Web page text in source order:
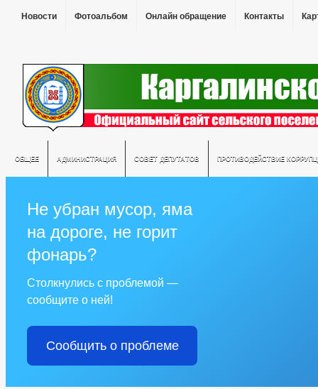
Новости Фотоальбом Онлайн обращение Контакты
ОБЩЕЕ АДМИНИСТРАЦИЯ СОВЕТ ДЕПУТАТОВ ПРОТИВОДЕЙСТВИЕ
Не убран мусор, яма
на дороге, не горит
фонарь?
Столкнулись с проблемой —
сообщите о ней!
Сообщить о проблеме